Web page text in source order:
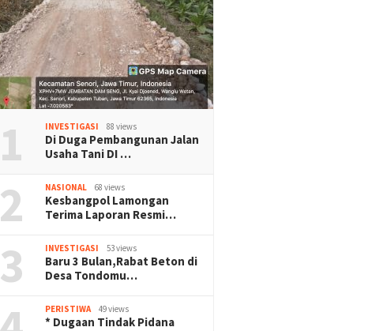
1 INVESTIGASI 88 views
Di Duga Pembangunan Jalan
Usaha Tani DI …
2 NASIONAL 68 views
Kesbangpol Lamongan
Terima Laporan Resmi…
3 INVESTIGASI 53 views
Baru 3 Bulan,Rabat Beton di
Desa Tondomu…
PERISTIWA 49 views
* Dugaan Tindak Pidana